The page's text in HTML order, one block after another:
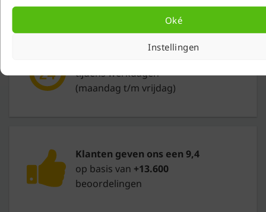
Oké
Instellingen
tijdens werkdagen
(maandag t/m vrijdag)
Klanten geven ons een 9,4
op basis van +13.600
beoordelingen